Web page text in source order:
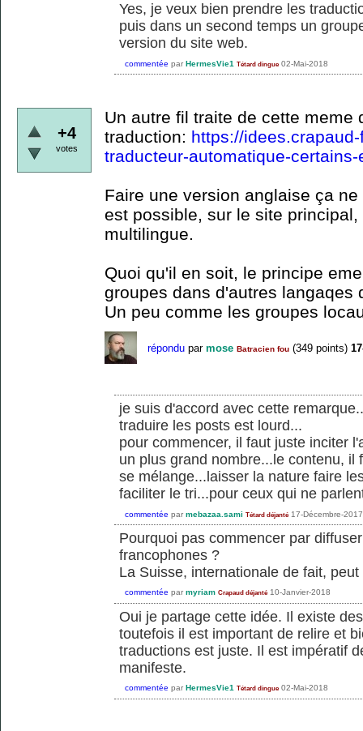
Yes, je veux bien prendre les
puis dans un second temps un
version du site web.
commentée par HermesVie1 Tétard dingue 02-Mai-2018
+4
votes
Un autre fil traite de cette meme
traduction: https://
traducteur-automatique-
Faire une version anglaise ça
est possible, sur le site
multilingue.
Quoi qu'il en soit, le principe
groupes dans d'autres langaqes
Un peu comme les groupes
répondu par mose Batracien fou (349 points)
je suis d'accord avec cette remarque..
traduire les posts est lourd...
pour commencer, il faut juste inciter
un plus grand nombre...le contenu,
se mélange...laisser la nature faire
faciliter le tri...pour ceux qui ne
commentée par mebazaa.sami Tétard déjanté 17-Décembre-2017
Pourquoi pas commencer par
francophones ?
La Suisse, internationale de fait,
commentée par myriam Crapaud déjanté 10-Janvier-2018
Oui je partage cette idée. Il existe
toutefois il est important de relire et
traductions est juste. Il est impératif
manifeste.
commentée par HermesVie1 Tétard dingue 02-Mai-2018